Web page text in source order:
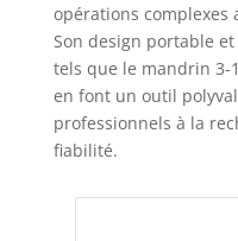
opérations complexes
Son design portable
tels que le mandrin 3-
en font un outil
professionnels à la
fiabilité.